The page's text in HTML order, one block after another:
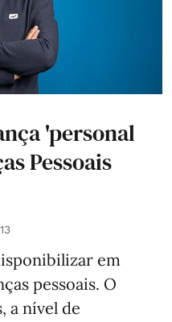
'personal
Pessoais
em
pessoais. O
a nível de